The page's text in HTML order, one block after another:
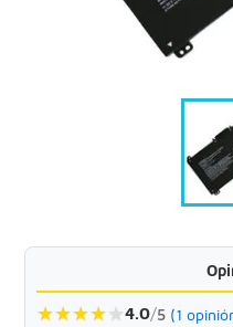
★★★★★4.0/5 (1